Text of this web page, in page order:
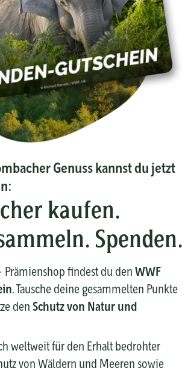
Genuss kannst du jetzt
kaufen.
Spenden.
findest du den WWF
. Tausche deine gesammelten Punkte
den Schutz von Natur und
weltweit für den Erhalt bedrohter
von Wäldern und Meeren sowie